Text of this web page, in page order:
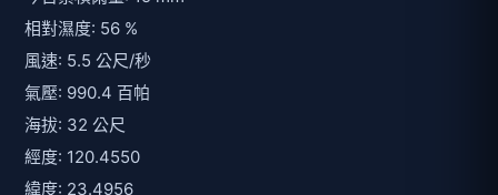
相對濕度: 56 %
風速: 5.5 公尺/秒
氣壓: 990.4 百帕
海拔: 32 公尺
經度: 120.4550
緯度: 23.4956